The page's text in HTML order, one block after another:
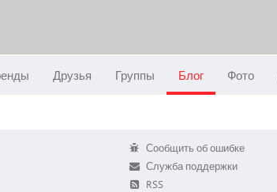
Друзья Группы Блог Фото
Сообщить об ошибке
Служба поддержки
RSS